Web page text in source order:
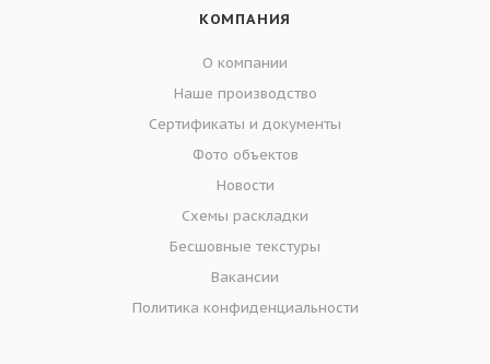
КОМПАНИЯ
О компании
Наше производство
Сертификаты и документы
Фото объектов
Новости
Схемы раскладки
Бесшовные текстуры
Вакансии
Политика конфиденциальности